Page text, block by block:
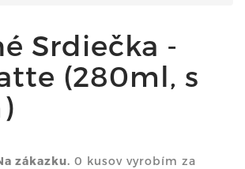
Srdiečka -
(280ml, s
zákazku. 0 kusov vyrobím za